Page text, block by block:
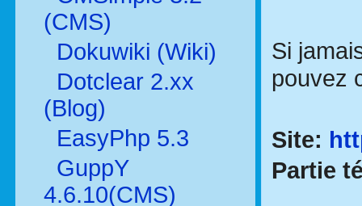
(CMS)
Dokuwiki (Wiki)
Dotclear 2.xx
(Blog)
EasyPhp 5.3
GuppY
4.6.10(CMS)
Si
pouvez
Site:
Partie